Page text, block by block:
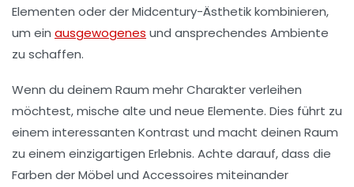
Elementen oder derMidcentury-Ästhetik kombinieren,
um ein ausgewogenes und ansprechendes Ambiente
zu schaffen.
Wenn du deinem Raum mehr Charakter verleihen
möchtest, mische alte und neue Elemente. Dies führt zu
einem interessanten Kontrast und macht deinen Raum
zu einem einzigartigen Erlebnis. Achte darauf, dass die
Farben der Möbel und Accessoires miteinander